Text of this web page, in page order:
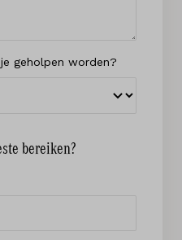
geholpen worden?
bereiken?